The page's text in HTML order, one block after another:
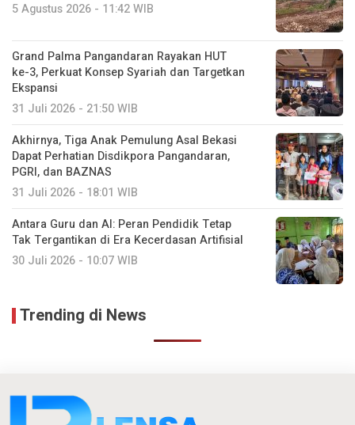
5 Agustus 2026 - 11:42 WIB
Grand Palma Pangandaran Rayakan HUT
ke-3, Perkuat Konsep Syariah dan Targetkan
Ekspansi
31 Juli 2026 - 21:50 WIB
Akhirnya, Tiga Anak Pemulung Asal Bekasi
Dapat Perhatian Disdikpora Pangandaran,
PGRI, dan BAZNAS
31 Juli 2026 - 18:01 WIB
Antara Guru dan AI: Peran Pendidik Tetap
Tak Tergantikan di Era Kecerdasan Artifisial
30 Juli 2026 - 10:07 WIB
Trending di News